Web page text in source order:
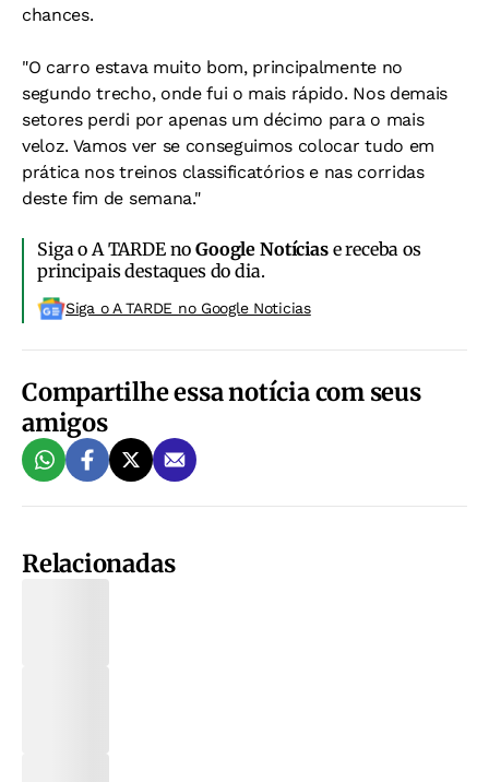
chances.
"O carro estava muito bom, principalmente no
segundo trecho, onde fui o mais rápido. Nos demais
setores perdi por apenas um décimo para o mais
veloz. Vamos ver se conseguimos colocar tudo em
prática nos treinos classificatórios e nas corridas
deste fim de semana."
Siga o A TARDE noGoogle Notíciase receba os
principais destaques do dia.
Siga o A TARDE no Google Noticias
Compartilhe essa notícia com seus
amigos
Relacionadas